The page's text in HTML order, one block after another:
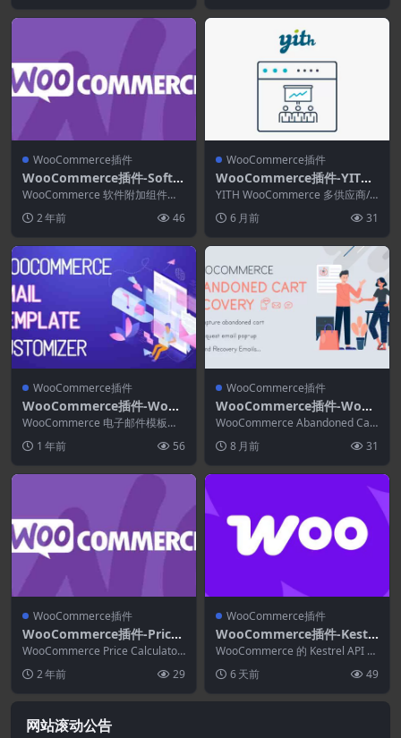
WooCommerce插件
WooCommerce插件-Softw
are Add-on for WooCom
merce 1.9.2
WooCommerce 软件附加组件使
激活。订单电...
2 年前 46
WooCommerce插件
WooCommerce插件-YITH
WooCommerce Multi Ven
dor / Marketplace Premiu
m 5.10.0
YITH WooCommerce 多供应商/
任何类...
6 月前 31
WooCommerce插件
WooCommerce插件-WooC
ommerce Email Template
Customizer 1.2.14
WooCommerce 电子邮件模板定
构建和定制 ...
1 年前 56
WooCommerce插件
WooCommerce插件-WooC
ommerce Recover Aband
oned Cart 24.9.0(电子邮件–
短信–Messenger)
WooCommerce Abandoned Cart
8 月前 31
WooCommerce插件
WooCommerce插件-Price
Calculator for WooComm
erce 3.4.9
WooCommerce Price Calculator
使您能够按米、磅、平方英...
2 年前 29
WooCommerce插件
WooCommerce插件-Kestr
el API Manager for WooC
ommerce 3.8.0
WooCommerce 的 Kestrel API 管
理器将 WooCommer...
6 天前 49
网站滚动公告